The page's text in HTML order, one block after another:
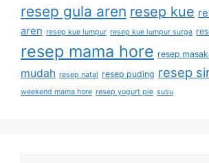
resep gula aren resep kue
aren resep kue lumpur resep kue lumpur surga
resep mama hore resep
mudah resep natal resep puding resep
weekend mama hore resep yogurt pie susu